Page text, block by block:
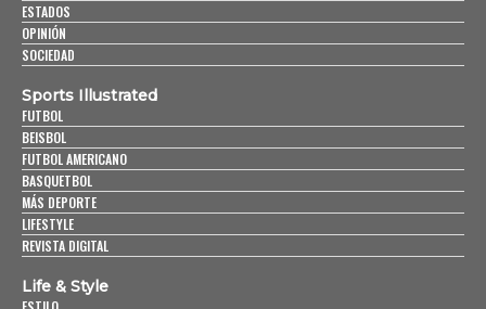
ESTADOS
OPINIÓN
SOCIEDAD
Sports Illustrated
FUTBOL
BEISBOL
FUTBOL AMERICANO
BASQUETBOL
MÁS DEPORTE
LIFESTYLE
REVISTA DIGITAL
Life & Style